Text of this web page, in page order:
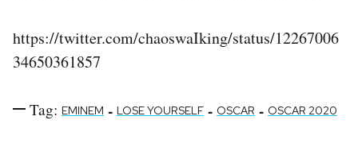
https://twitter.com/chaoswaIking/status/12267006
34650361857
Tag: EMINEM - LOSE YOURSELF - OSCAR - OSCAR 2020